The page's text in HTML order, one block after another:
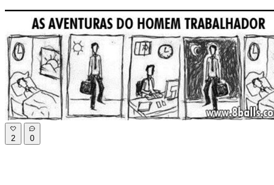
2 0